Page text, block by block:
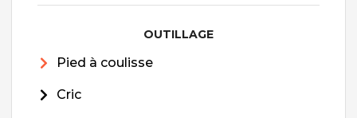
OUTILLAGE
Pied à coulisse
Cric